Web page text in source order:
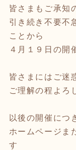
皆さまもご承知
引き続き不要不
ことから
４月１９日の開
皆さまにはご迷
ご理解の程よろ
以後の開催につ
ホームページま
す